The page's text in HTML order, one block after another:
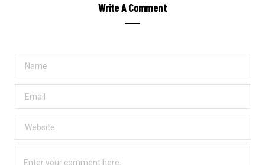
Write A Comment